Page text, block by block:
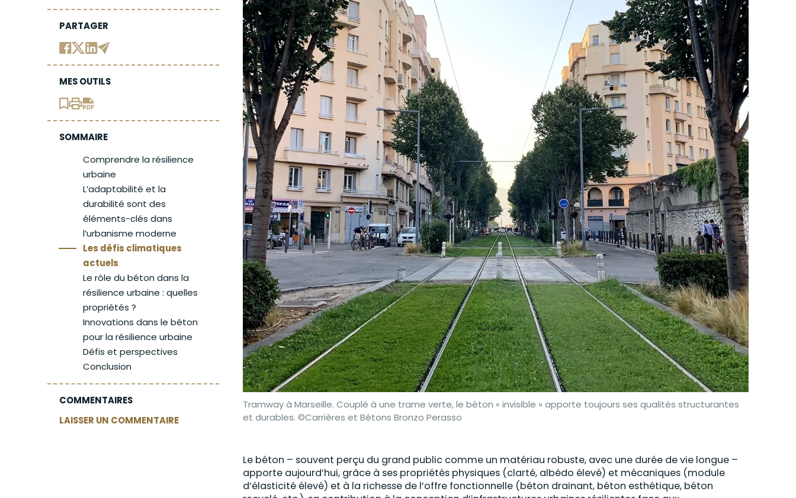
PARTAGER
MES OUTILS
SOMMAIRE
Comprendre la résilience
urbaine
L’adaptabilité et la
durabilité sont des
éléments-clés dans
l’urbanisme moderne
Les défis climatiques
actuels
Le rôle du béton dans la
résilience urbaine : quelles
propriétés ?
Innovations dans le béton
pour la résilience urbaine
Défis et perspectives
Conclusion
COMMENTAIRES
LAISSER UN COMMENTAIRE
Tramway à Marseille. Couplé à une trame verte, le béton « invisible » apporte toujours ses qualités structurantes
et durables. ©Carrières et Bétons Bronzo Perasso
Le béton – souvent perçu du grand public comme un matériau robuste, avec une durée de vie longue –
apporte aujourd’hui, grâce à ses propriétés physiques (clarté, albédo élevé) et mécaniques (module
d’élasticité élevé) et à la richesse de l’offre fonctionnelle (béton drainant, béton esthétique, béton